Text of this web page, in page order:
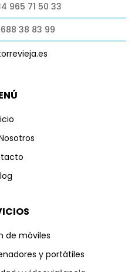
de móviles
y portátiles
965 71 50 33
38 83 99